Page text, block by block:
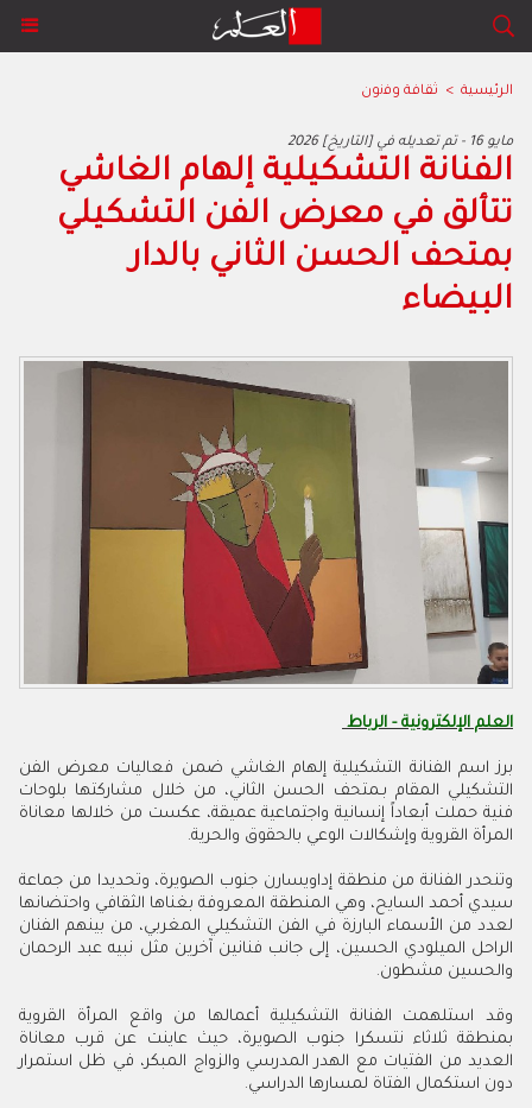
الرئيسية > ﺛﻘﺎﻓﺔ وﻓﻧون
2026 مايو 16 - تم تعديله في [التاريخ]
الفنانة التشكيلية إلهام الغاشي
تتألق في معرض الفن التشكيلي
بمتحف الحسن الثاني بالدار
البيضاء
العلم الإلكترونية - الرباط
برز اسم الفنانة التشكيلية إلهام الغاشي ضمن فعاليات معرض الفن
التشكيلي المقام بـمتحف الحسن الثاني، من خلال مشاركتها بلوحات
فنية حملت أبعاداً إنسانية واجتماعية عميقة، عكست من خلالها معاناة
المرأة القروية وإشكالات الوعي بالحقوق والحرية.
وتنحدر الفنانة من منطقة إداويسارن جنوب الصويرة، وتحديدا من جماعة
سيدي أحمد السايح، وهي المنطقة المعروفة بغناها الثقافي واحتضانها
لعدد من الأسماء البارزة في الفن التشكيلي المغربي، من بينهم الفنان
الراحل الميلودي الحسين، إلى جانب فنانين آخرين مثل نبيه عبد الرحمان
والحسين مشطون.
وقد استلهمت الفنانة التشكيلية أعمالها من واقع المرأة القروية
بمنطقة ثلاثاء نتسكرا جنوب الصويرة، حيث عاينت عن قرب معاناة
العديد من الفتيات مع الهدر المدرسي والزواج المبكر، في ظل استمرار
دون استكمال الفتاة لمسارها الدراسي.